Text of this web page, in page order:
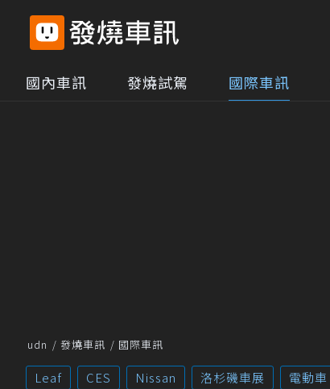
國內車訊 發燒試駕 國際車訊
udn 發燒車訊 國際車訊
Leaf CES Nissan 洛杉磯車展 電動車